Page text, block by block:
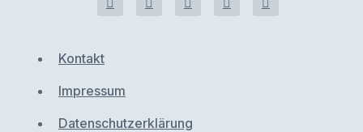
Kontakt
Impressum
Datenschutzerklärung